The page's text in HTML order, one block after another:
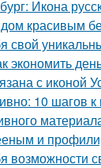
Икона
дом красивым
свой
экономить
с иконой
10 шагов
и
возможности